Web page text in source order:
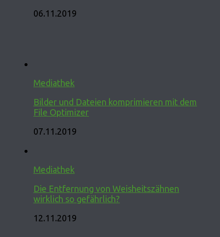
06.11.2019
Mediathek
Bilder und Dateien komprimieren mit dem
File Optimizer
07.11.2019
Mediathek
Die Entfernung von Weisheitszähnen
wirklich so gefährlich?
12.11.2019